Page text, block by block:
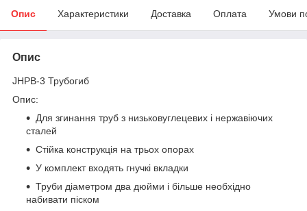
Опис Характеристики Доставка Оплата Умови
Опис
JHPB-3 Трубогиб
Опис:
Для згинання труб з низьковуглецевих і нержавіючих
сталей
Стійка конструкція на трьох опорах
У комплект входять гнучкі вкладки
Труби діаметром два дюйми і більше необхідно
набивати піском